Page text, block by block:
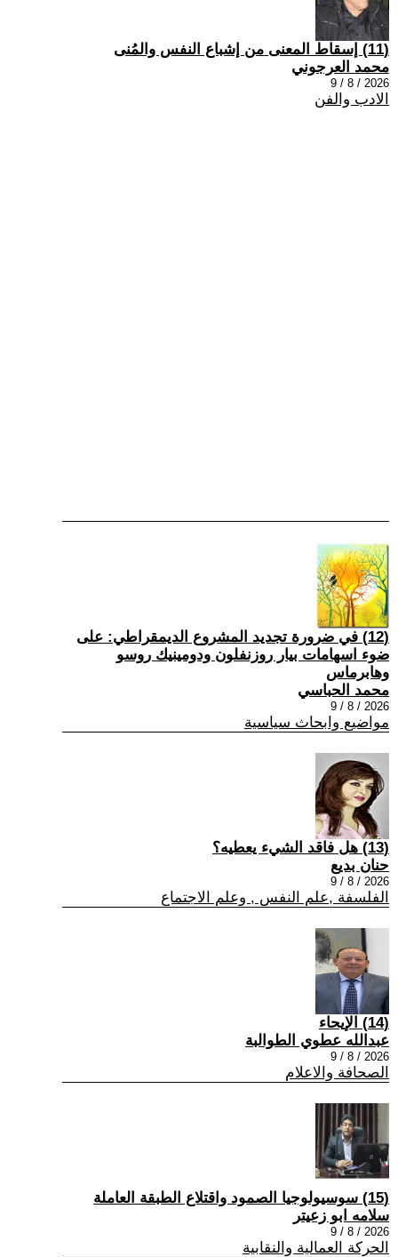
(11) إسقاط المعنى من إشباع النفس والمُنى
محمد العرجوني
2026 / 8 / 9
الادب والفن
(12) في ضرورة تجديد المشروع الديمقراطي: على
ضوء اسهامات بيار روزنفلون ودومينيك روسو
وهابرماس
محمد الحباسي
2026 / 8 / 9
مواضيع وابحاث سياسية
(13) هل فاقد الشيء يعطيه؟
حنان بديع
2026 / 8 / 9
الفلسفة ,علم النفس , وعلم الاجتماع
(14) الإيحاء
عبدالله عطوي الطوالبة
2026 / 8 / 9
الصحافة والاعلام
(15) سوسيولوجيا الصمود واقتلاع الطبقة العاملة
سلامه ابو زعيتر
2026 / 8 / 9
الحركة العمالية والنقابية